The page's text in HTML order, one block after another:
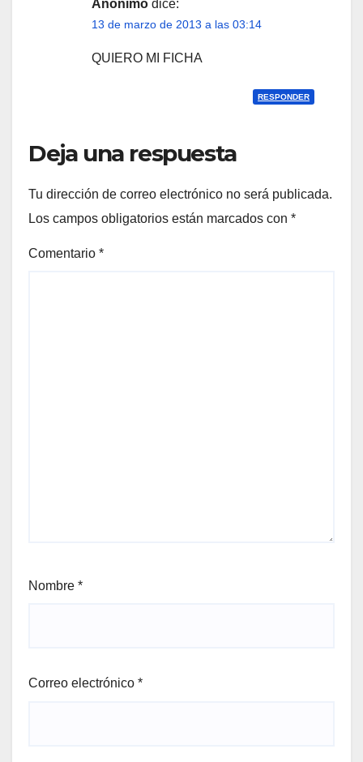
Anónimo dice:
13 de marzo de 2013 a las 03:14
QUIERO MI FICHA
RESPONDER
Deja una respuesta
Tu dirección de correo electrónico no será publicada.
Los campos obligatorios están marcados con *
Comentario *
Nombre *
Correo electrónico *